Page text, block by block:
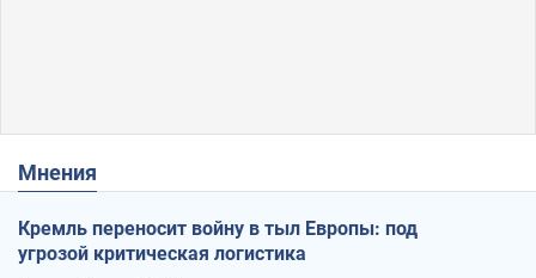
Мнения
Кремль переносит войну в тыл Европы: под
угрозой критическая логистика